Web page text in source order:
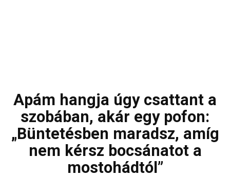
Apám hangja úgy csattant a
szobában, akár egy pofon:
„Büntetésben maradsz, amíg
nem kérsz bocsánatot a
mostohádtól”